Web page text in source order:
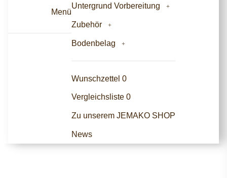
Menü
Untergrund Vorbereitung
Zubehör
Bodenbelag
Wunschzettel 0
Vergleichsliste 0
Zu unserem JEMAKO SHOP
News